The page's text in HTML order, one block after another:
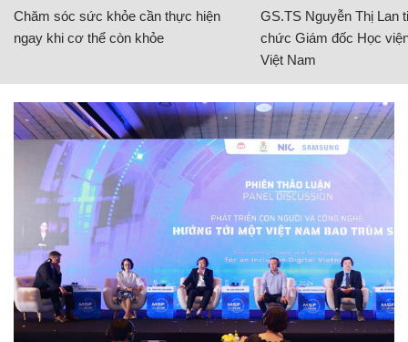
Chăm sóc sức khỏe cần thực hiện
ngay khi cơ thể còn khỏe
GS.TS Nguyễn Thị Lan
chức Giám đốc Học
Việt Nam